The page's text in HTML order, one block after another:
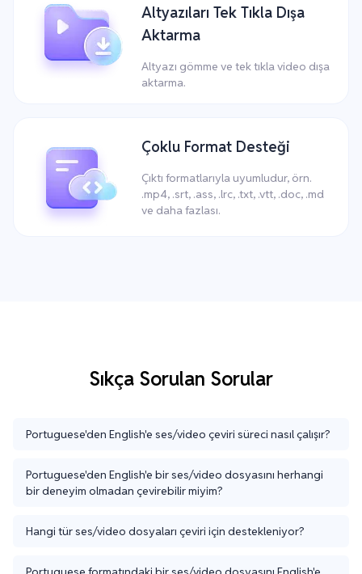
Altyazıları Tek Tıkla Dışa
Aktarma
Altyazı gömme ve tek tıkla video dışa
aktarma.
Çoklu Format Desteği
Çıktı formatlarıyla uyumludur, örn.
.mp4, .srt, .ass, .lrc, .txt, .vtt, .doc, .md
ve daha fazlası.
Sıkça Sorulan Sorular
Portuguese'den English'e ses/video çeviri süreci nasıl çalışır?
Portuguese'den English'e bir ses/video dosyasını herhangi
bir deneyim olmadan çevirebilir miyim?
Hangi tür ses/video dosyaları çeviri için destekleniyor?